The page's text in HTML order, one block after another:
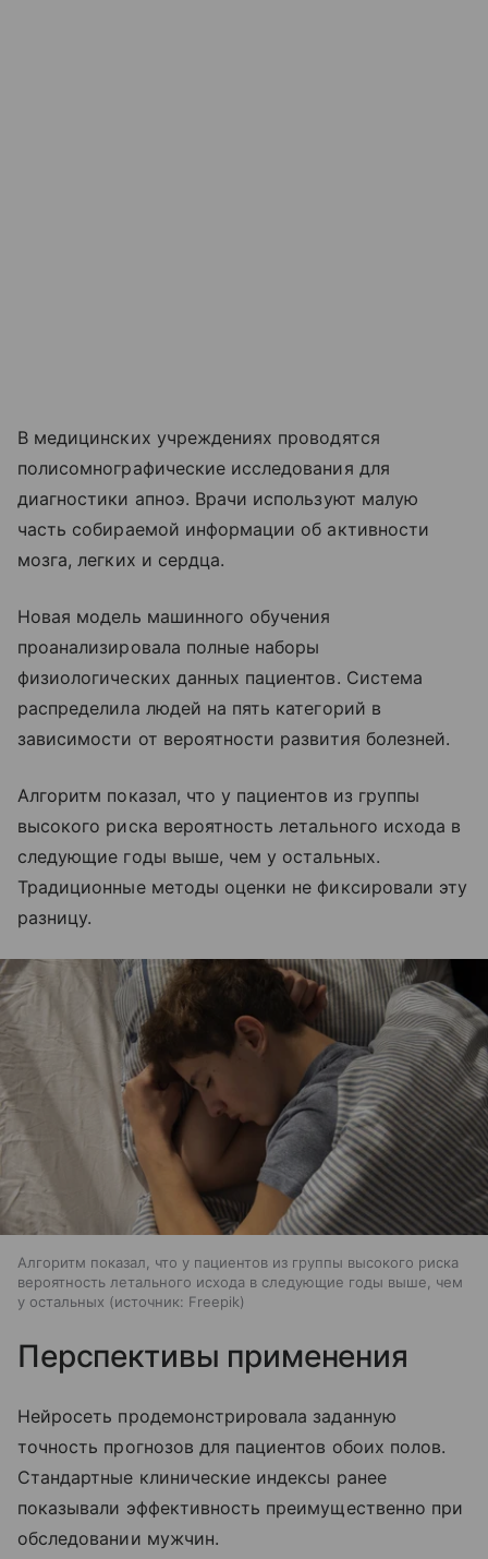
В медицинских учреждениях проводятся
полисомнографические исследования для
диагностики апноэ. Врачи используют малую
часть собираемой информации об активности
мозга, легких и сердца.
Новая модель машинного обучения
проанализировала полные наборы
физиологических данных пациентов. Система
распределила людей на пять категорий в
зависимости от вероятности развития болезней.
Алгоритм показал, что у пациентов из группы
высокого риска вероятность летального исхода в
следующие годы выше, чем у остальных.
Традиционные методы оценки не фиксировали эту
разницу.
Алгоритм показал, что у пациентов из группы высокого риска
вероятность летального исхода в следующие годы выше, чем
у остальных
источник: Freepik
Перспективы применения
Нейросеть продемонстрировала заданную
точность прогнозов для пациентов обоих полов.
Стандартные клинические индексы ранее
показывали эффективность преимущественно при
обследовании мужчин.